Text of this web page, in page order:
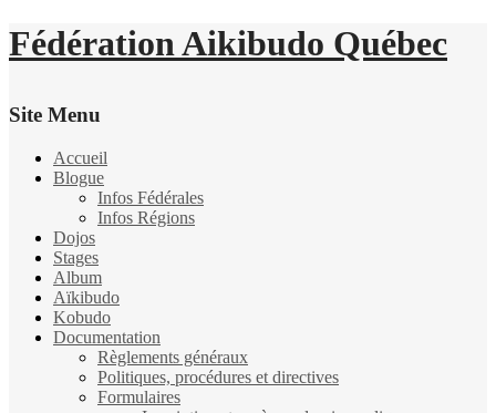
Fédération Aikibudo Québec
Site Menu
Accueil
Blogue
Infos Fédérales
Infos Régions
Dojos
Stages
Album
Aïkibudo
Kobudo
Documentation
Règlements généraux
Politiques, procédures et directives
Formulaires